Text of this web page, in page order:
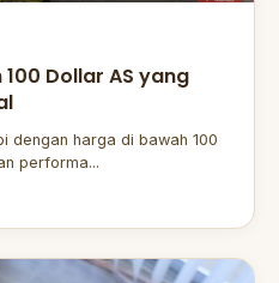
Dollar AS yang
dengan harga di bawah 100
performa...